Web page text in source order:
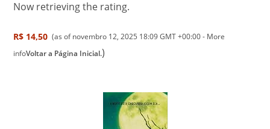
Now retrieving the rating.
R$ 14,50 (as of novembro 12, 2025 18:09 GMT +00:00 - More
infoVoltar a Página Inicial.)